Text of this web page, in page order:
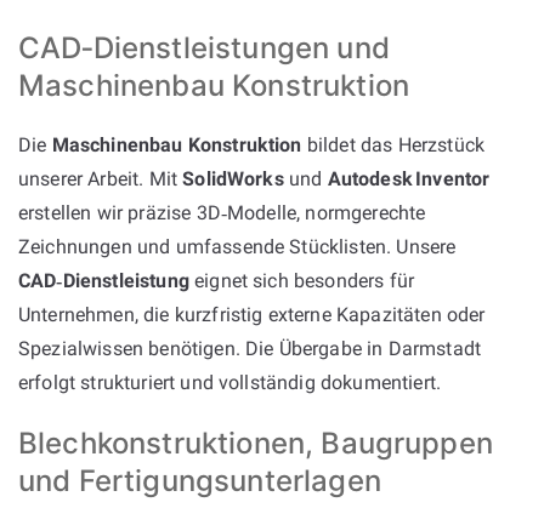
CAD‑Dienstleistungen und
Maschinenbau Konstruktion
Die Maschinenbau Konstruktion bildet das Herzstück
unserer Arbeit. MitSolidWorksund Autodesk Inventor
erstellen wir präzise 3D‑Modelle, normgerechte
Zeichnungen und umfassende Stücklisten. Unsere
CAD‑Dienstleistungeignet sich besonders für
Unternehmen, die kurzfristig externe Kapazitäten oder
Spezialwissen benötigen. Die Übergabe in Darmstadt
erfolgt strukturiert und vollständig dokumentiert.
Blechkonstruktionen, Baugruppen
und Fertigungsunterlagen